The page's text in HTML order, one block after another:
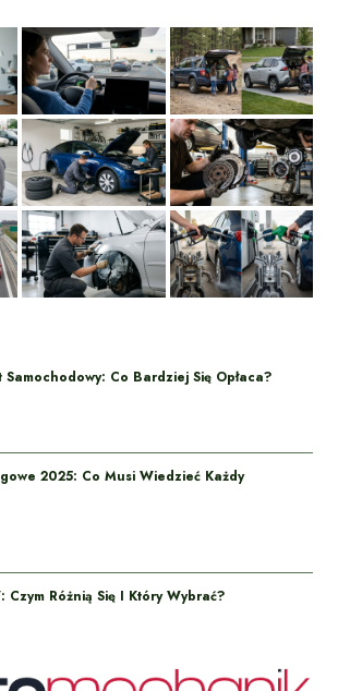
Co Bardziej Się Opłaca?
2025: Co Musi Wiedzieć Każdy
Czym Różnią Się I Który Wybrać?